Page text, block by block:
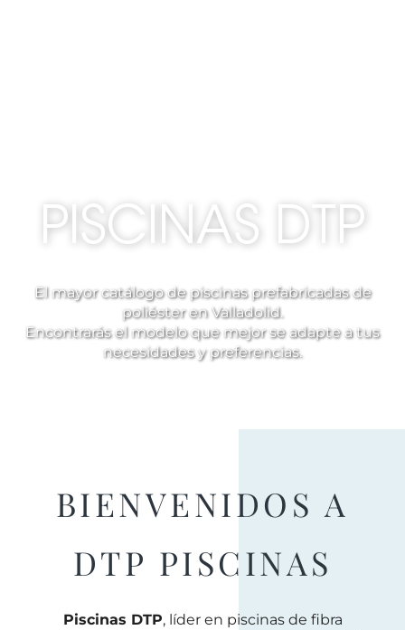
PISCINAS DTP
El mayor catálogo de piscinas prefabricadas de
poliéster en Valladolid.
Encontrarás el modelo que mejor se adapte a tus
necesidades y preferencias.
BIENVENIDOS A
DTP PISCINAS
Piscinas DTP, líder en piscinas de fibra